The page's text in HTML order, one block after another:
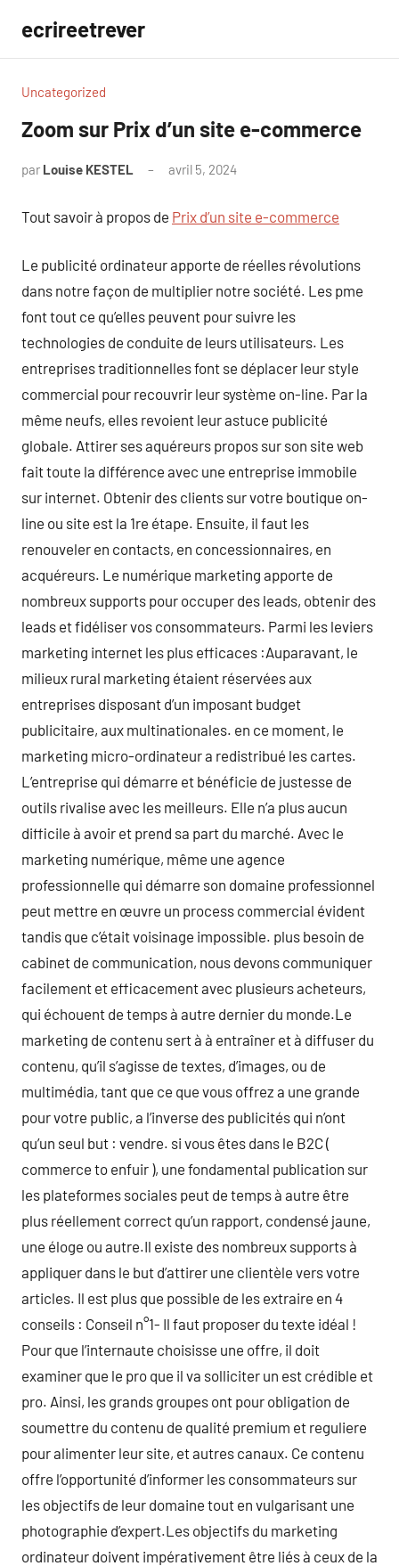
contenu
ecrireetrever
Uncategorized
Zoom sur Prix d’un site e-commerce
par Louise KESTEL avril 5, 2024
Tout savoir à propos de Prix d’un site e-commerce
Le publicité ordinateur apporte de réelles révolutions
dans notre façon de multiplier notre société. Les pme
font tout ce qu’elles peuvent pour suivre les
technologies de conduite de leurs utilisateurs. Les
entreprises traditionnelles font se déplacer leur style
commercial pour recouvrir leur système on-line. Par la
même neufs, elles revoient leur astuce publicité
globale. Attirer ses aquéreurs propos sur son site web
fait toute la différence avec une entreprise immobile
sur internet. Obtenir des clients sur votre boutique on-
line ou site est la 1re étape. Ensuite, il faut les
renouveler en contacts, en concessionnaires, en
acquéreurs. Le numérique marketing apporte de
nombreux supports pour occuper des leads, obtenir des
leads et fidéliser vos consommateurs. Parmi les leviers
marketing internet les plus efficaces :Auparavant, le
milieux rural marketing étaient réservées aux
entreprises disposant d’un imposant budget
publicitaire, aux multinationales. en ce moment, le
marketing micro-ordinateur a redistribué les cartes.
L’entreprise qui démarre et bénéficie de justesse de
outils rivalise avec les meilleurs. Elle n’a plus aucun
difficile à avoir et prend sa part du marché. Avec le
marketing numérique, même une agence
professionnelle qui démarre son domaine professionnel
peut mettre en œuvre un process commercial évident
tandis que c’était voisinage impossible. plus besoin de
cabinet de communication, nous devons communiquer
facilement et efficacement avec plusieurs acheteurs,
qui échouent de temps à autre dernier du monde.Le
marketing de contenu sert à à entraîner et à diffuser du
contenu, qu’il s’agisse de textes, d’images, ou de
multimédia, tant que ce que vous offrez a une grande
pour votre public, a l’inverse des publicités qui n’ont
qu’un seul but : vendre. si vous êtes dans le B2C (
commerce to enfuir ), une fondamental publication sur
les plateformes sociales peut de temps à autre être
plus réellement correct qu’un rapport, condensé jaune,
une éloge ou autre.Il existe des nombreux supports à
appliquer dans le but d’attirer une clientèle vers votre
articles. Il est plus que possible de les extraire en 4
conseils : Conseil n°1- Il faut proposer du texte idéal !
Pour que l’internaute choisisse une offre, il doit
examiner que le pro que il va solliciter un est crédible et
pro. Ainsi, les grands groupes ont pour obligation de
soumettre du contenu de qualité premium et reguliere
pour alimenter leur site, et autres canaux. Ce contenu
offre l’opportunité d’informer les consommateurs sur
les objectifs de leur domaine tout en vulgarisant une
photographie d’expert.Les objectifs du marketing
ordinateur doivent impérativement être liés à ceux de la